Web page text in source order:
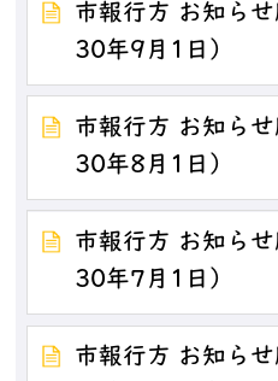
市報行方 お知ら
30年9月1日）
市報行方 お知ら
30年8月1日）
市報行方 お知ら
30年7月1日）
市報行方 お知ら